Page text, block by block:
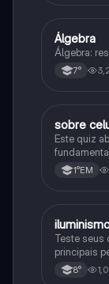
Matematica
Álgebra
Álgebra:
7°
Biologia
sobre
Este quiz
1°EM
História
Teste seus
principais
impacto
8°